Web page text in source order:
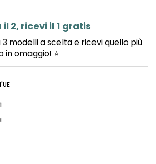
2, ricevi il 1 gratis
3 modelli a scelta e ricevi quello più
omaggio! ⭐